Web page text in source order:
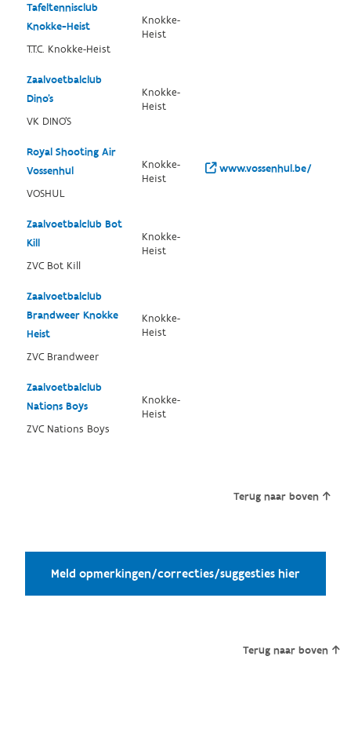
Tafeltennisclub
Knokke-Heist
T.T.C. Knokke-Heist
Knokke-
Heist
Zaalvoetbalclub
Dino's
VK DINO'S
Knokke-
Heist
Royal Shooting Air
Vossenhul
VOSHUL
Knokke-
Heist
www.vossenhul.be/
Zaalvoetbalclub Bot
Kill
ZVC Bot Kill
Knokke-
Heist
Zaalvoetbalclub
Brandweer Knokke
Heist
ZVC Brandweer
Knokke-
Heist
Zaalvoetbalclub
Nations Boys
ZVC Nations Boys
Knokke-
Heist
Terug naar boven
Meld opmerkingen/correcties/suggesties hier
Terug naar boven